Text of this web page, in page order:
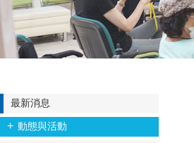
最新消息
動態與活動